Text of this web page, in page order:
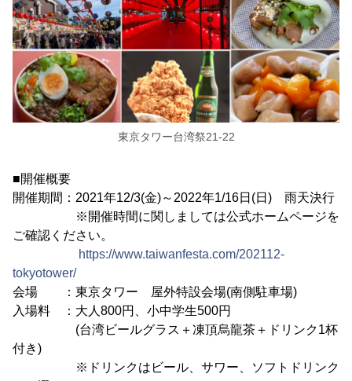
東京タワー台湾祭21-22
■開催概要
開催期間：2021年12/3(金)～2022年1/16日(日) 雨天決行
※開催時間に関しましては公式ホームページを
ご確認ください。
https://www.taiwanfesta.com/202112-
tokyotower/
会場 ：東京タワー 屋外特設会場(南側駐車場)
入場料 ：大人800円、小中学生500円
(台湾ビールグラス＋凍頂烏龍茶＋ドリンク1杯
付き)
※ドリンクはビール、サワー、ソフトドリンク